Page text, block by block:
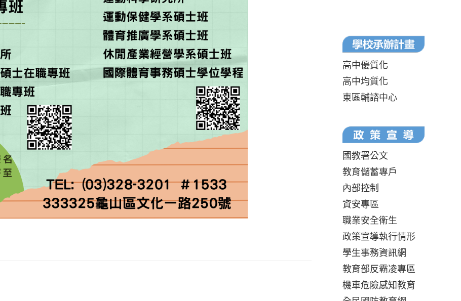
高中優質化
高中均質化
東區輔諮中心
國教署公文
教育儲蓄專戶
內部控制
資安專區
職業安全衛生
政策宣導執行情形
學生事務資訊網
教育部反霸凌專區
機車危險感知教育